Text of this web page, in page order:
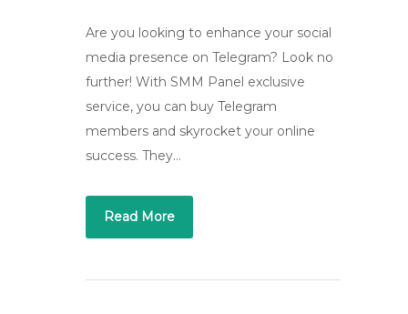
Are you looking to enhance your social
media presence on Telegram? Look no
further! With SMM Panel exclusive
service, you can buy Telegram
members and skyrocket your online
success. They…
Read More